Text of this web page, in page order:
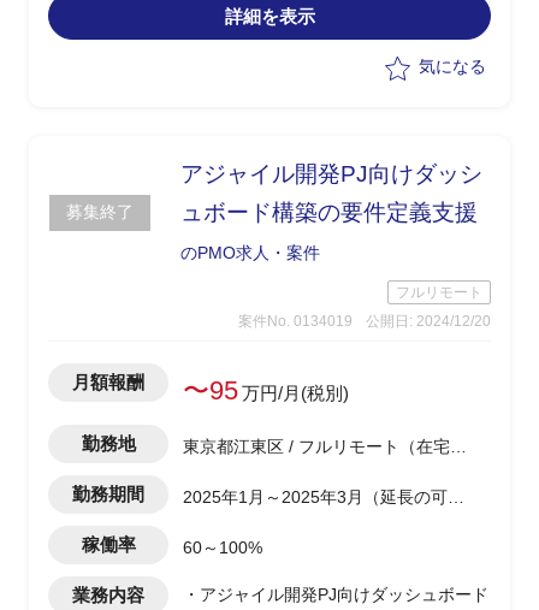
-NWの構成検討
-営業担当からの見積依頼に対する製品
詳細を表示
気になる
募集終了
アジャイル開発PJ向けダッシ
ュボード構築の要件定義支援
のPMO求人・案件
フルリモート
案件No. 0134019
公開日: 2024/12/20
月額報酬 〜95万円/月(税別)
勤務地
東京都江東区 / フルリモート（在宅) /
勤務期間
2025年1月～2025年3月（延長の可能
稼働率 60～100%
業務内容
・アジャイル開発PJ向けダッシュボード